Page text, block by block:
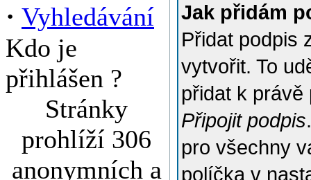
· Vyhledávání
Kdo je
přihlášen ?
Stránky
prohlíží 306
anonymních a
Jak přidám
Přidat podpis
vytvořit. To
přidat k
Připojit podpis
pro všechny
políčka v